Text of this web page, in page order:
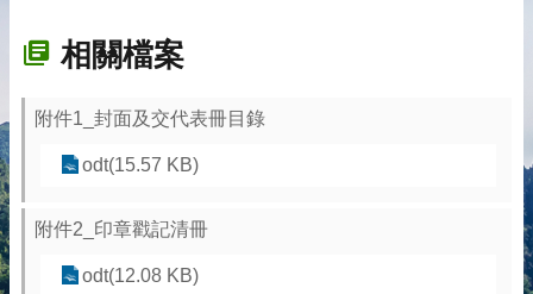
相關檔案
附件1_封面及交代表冊目錄
odt(15.57 KB)
附件2_印章戳記清冊
odt(12.08 KB)